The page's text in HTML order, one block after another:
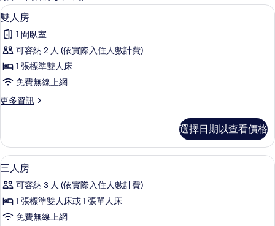
客
房
篩
選
條
顯
示
雙
人
房
所
相
片
雙人房 | 書桌、隔音、免費無線上網、
4
雙人房
1 間臥室
可容納 2 人 (依實際入住人數計費)
1 張標準雙人床
免費無線上網
更多資訊
更
房
的
詳
選擇日期以查看價格
顯
示
三
人
三人房 | 書桌、隔音、免費無線上網、
5
三人房
可容納 3 人 (依實際入住人數計費)
1 張標準雙人床或 1 張單人床
免費無線上網